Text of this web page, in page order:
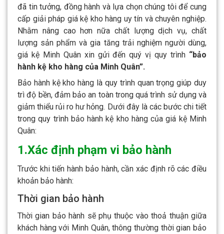
đã tin tưởng, đồng hành và lựa chọn chúng tôi để cung
cấp giải pháp giá kệ kho hàng uy tín và chuyên nghiệp.
Nhằm nâng cao hơn nữa chất lượng dịch vụ, chất
lượng sản phẩm và gia tăng trải nghiệm người dùng,
giá kệ Minh Quân xin gửi đến quý vị quy trình “bảo
hành kệ kho hàng của Minh Quân”.
Bảo hành kệ kho hàng là quy trình quan trọng giúp duy
trì độ bền, đảm bảo an toàn trong quá trình sử dụng và
giảm thiểu rủi ro hư hỏng. Dưới đây là các bước chi tiết
trong quy trình bảo hành kệ kho hàng của giá kệ Minh
Quân:
1.Xác định phạm vi bảo hành
Trước khi tiến hành bảo hành, cần xác định rõ các điều
khoản bảo hành:
Thời gian bảo hành
Thời gian bảo hành sẽ phụ thuộc vào thoả thuận giữa
khách hàng với Minh Quân, thông thường thời gian bảo